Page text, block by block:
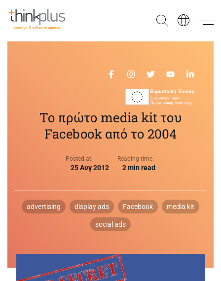
Think Plus
Το πρώτο media kit του
Facebook από το 2004
Posted at:
25 Αυγ 2012
Reading time:
2 min read
advertising display ads Facebook media kit
social ads